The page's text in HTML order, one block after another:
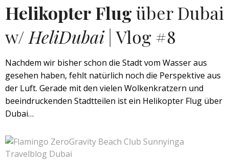
Helikopter Flugüber Dubai
w/ HeliDubai| Vlog #8
Nachdem wir bisher schon die Stadt vom Wasser aus
gesehen haben, fehlt natürlich noch die Perspektive aus
der Luft. Gerade mit den vielen Wolkenkratzern und
beeindruckenden Stadtteilen ist ein Helikopter Flug über
Dubai…